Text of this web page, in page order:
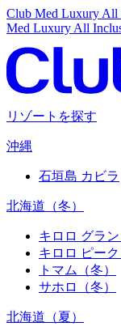
Club Med Luxury All
Med Luxury All
リゾートを探す
沖縄
石垣島 カビラ
北海道（冬）
キロロ グラン
キロロ ピーク
トマム（冬）
サホロ（冬）
北海道（夏）